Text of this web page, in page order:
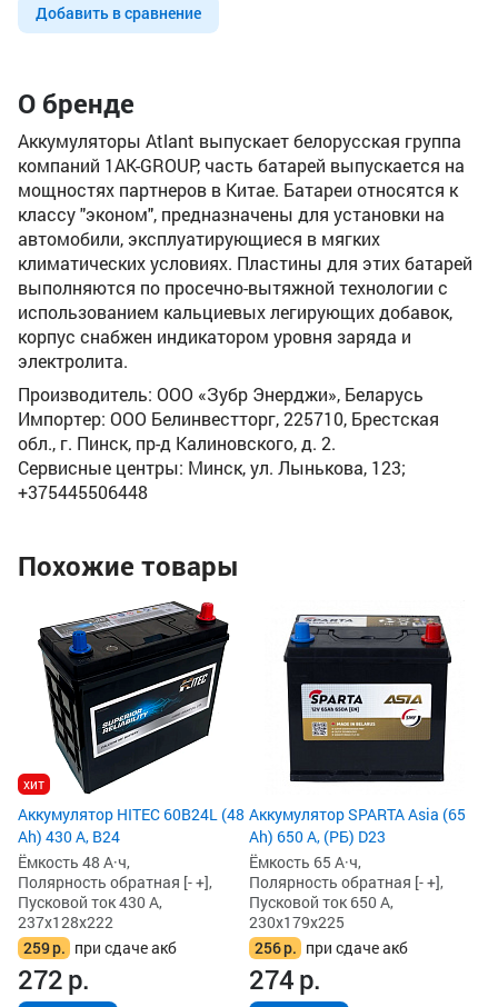
Добавить в сравнение
О бренде
Аккумуляторы Atlant выпускает белорусская группа
компаний 1AK-GROUP, часть батарей выпускается на
мощностях партнеров в Китае. Батареи относятся к
классу "эконом", предназначены для установки на
автомобили, эксплуатирующиеся в мягких
климатических условиях. Пластины для этих батарей
выполняются по просечно-вытяжной технологии с
использованием кальциевых легирующих добавок,
корпус снабжен индикатором уровня заряда и
электролита.
Производитель: ООО «Зубр Энерджи», Беларусь
Импортер: ООО Белинвестторг, 225710, Брестская
обл., г. Пинск, пр-д Калиновского, д. 2.
Сервисные центры: Минск, ул. Лынькова, 123;
+375445506448
Похожие товары
хит
Аккумулятор HITEC 60B24L (48
Ah) 430 А, B24
Ёмкость 48 А·ч,
Полярность обратная [- +],
Пусковой ток 430 А,
237x128x222
259р. при сдаче акб
272р.
Аккумулятор SPARTA Asia (65
Ah) 650 А, (РБ) D23
Ёмкость 65 А·ч,
Полярность обратная [- +],
Пусковой ток 650 А,
230x179x225
256р. при сдаче акб
274р.